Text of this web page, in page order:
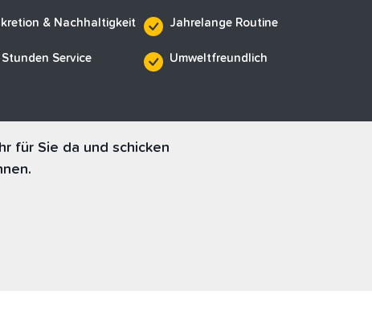
& Nachhaltigkeit
Service
Jahrelange Routine
Umweltfreundlich
für Sie da und schicken